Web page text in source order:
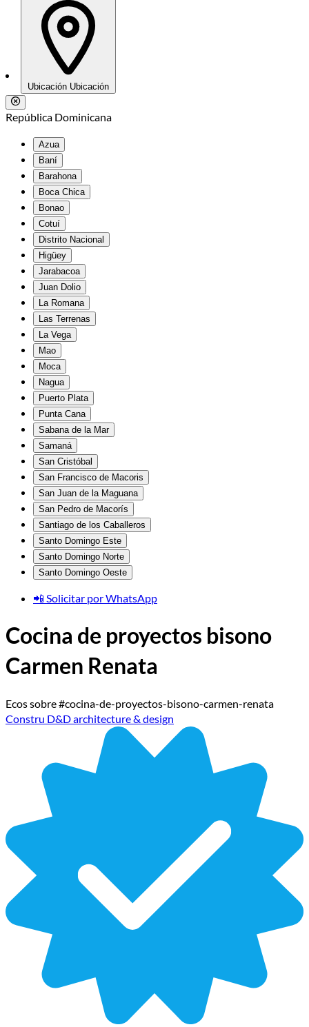
Ubicación Ubicación
República Dominicana
Azua
Baní
Barahona
Boca Chica
Bonao
Cotuí
Distrito Nacional
Higüey
Jarabacoa
Juan Dolio
La Romana
Las Terrenas
La Vega
Mao
Moca
Nagua
Puerto Plata
Punta Cana
Sabana de la Mar
Samaná
San Cristóbal
San Francisco de Macoris
San Juan de la Maguana
San Pedro de Macorís
Santiago de los Caballeros
Santo Domingo Este
Santo Domingo Norte
Santo Domingo Oeste
📲 Solicitar por WhatsApp
Cocina de proyectos bisono
Carmen Renata
Ecos sobre #cocina-de-proyectos-bisono-carmen-renata
Constru D&D architecture & design